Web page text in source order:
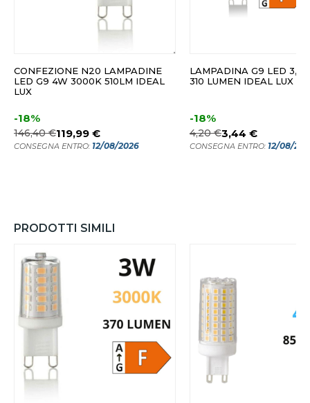
CONFEZIONE N20 LAMPADINE
LED G9 4W 3000K 510LM IDEAL
LUX
-18%
146,40 €119,99 €
CONSEGNA ENTRO: 12/08/2026
LAMPADINA G9 LED
310 LUMEN IDEAL LUX
-18%
4,20 €3,44 €
CONSEGNA ENTRO: 12/08/
PRODOTTI SIMILI